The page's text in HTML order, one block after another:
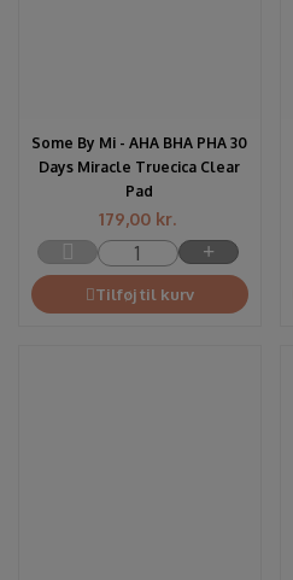
Some By Mi - AHA BHA PHA 30
Days Miracle Truecica Clear
Pad
179,00 kr.
Tilføj til kurv